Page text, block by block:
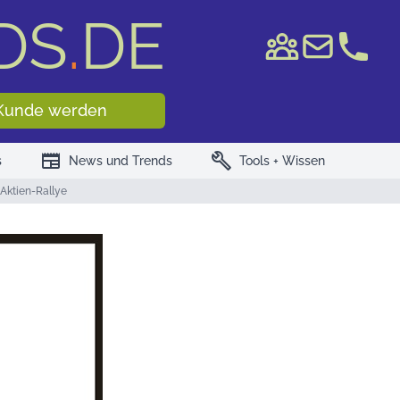
.DE
WKN/ISIN
werden
newspaper News und Trends build Tools + Wissen
Rallye